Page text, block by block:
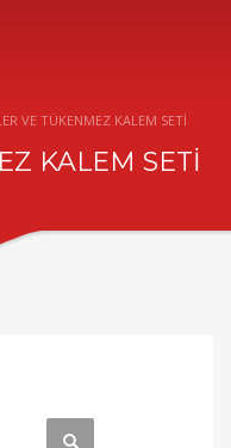
VE TÜKENMEZ KALEM SETİ
KALEM SETİ